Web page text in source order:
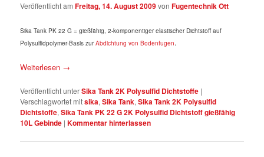
Veröffentlicht amFreitag, 14. August 2009vonFugentechnik Ott
Sika Tank PK 22 G = gießfähig, 2-komponentiger elastischer Dichtstoff auf
Polysulfidpolymer-Basis zurAbdichtung von Bodenfugen.
Weiterlesen →
Veröffentlicht unterSika Tank 2K Polysulfid Dichtstoffe |
Verschlagwortet mitsika,Sika Tank,Sika Tank 2K Polysulfid
Dichtstoffe,Sika Tank PK 22 G 2K Polysulfid Dichtstoff gießfähig
10L Gebinde |Kommentar hinterlassen